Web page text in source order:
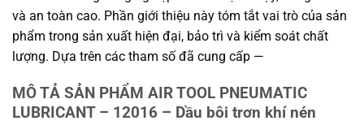
và an toàn cao. Phần giới thiệu này tóm tắt vai trò của sản
phẩm trong sản xuất hiện đại, bảo trì và kiểm soát chất
lượng. Dựa trên các tham số đã cung cấp —
MÔ TẢ SẢN PHẨM AIR TOOL PNEUMATIC
LUBRICANT – 12016 – Dầu bôi trơn khí nén